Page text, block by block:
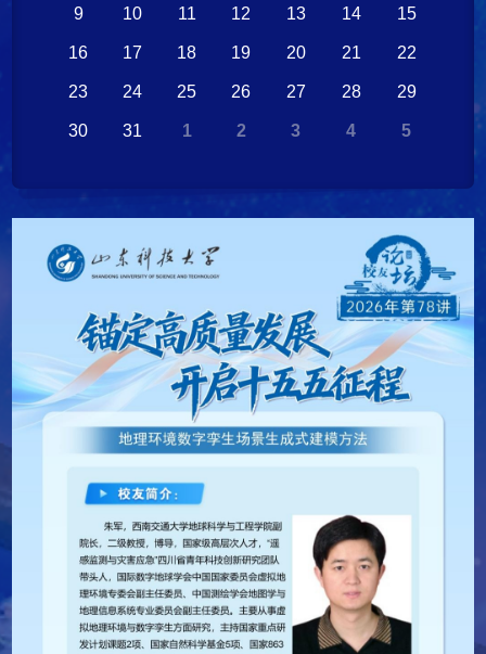
9
10 11 12 13 14
15
16
17 18 19 20 21
22
23
24 25 26 27 28
29
30
31 1 2 3 4 5